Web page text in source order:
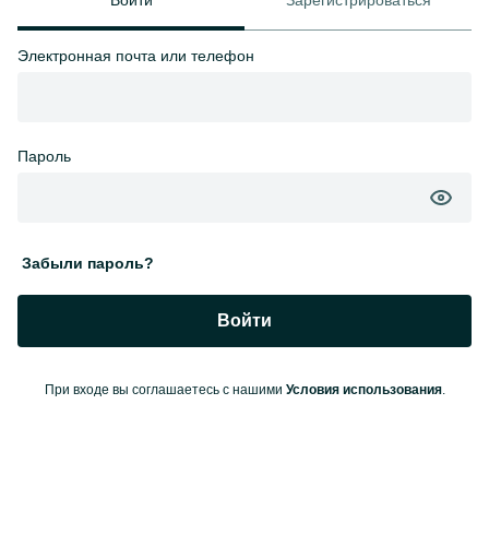
Электронная почта или телефон
Пароль
Забыли пароль?
Войти
При входе вы соглашаетесь с нашими Условия использования.